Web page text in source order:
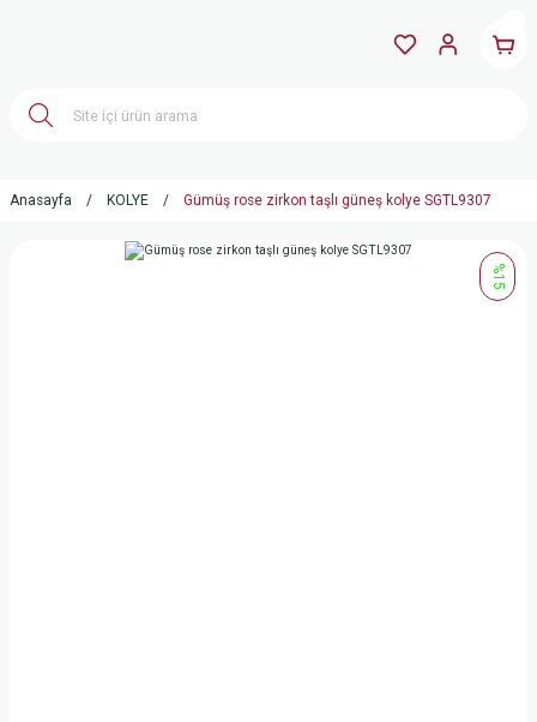
Anasayfa KOLYE Gümüş rose zirkon taşlı güneş kolye SGTL9307
%15